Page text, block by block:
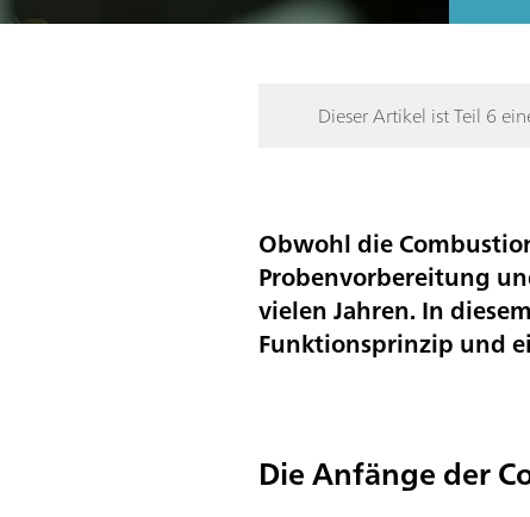
Dieser Artikel ist Teil 6
Obwohl die
Probenvorbereitung
vielen Jahren. In
Funktionsprinzip und
Die Anfänge der